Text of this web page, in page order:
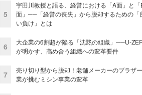
5
宇田川教授と語る、経営における「A面」と「
面」──「経営の喪失」から脱却するための「
い負け」とは
6
大企業の6割超が陥る「沈黙の組織」──U-
が明かす、高め合う組織への変革要件
7
売り切り型から脱却！老舗メーカーのブラザ
業が挑むミシン事業の変革